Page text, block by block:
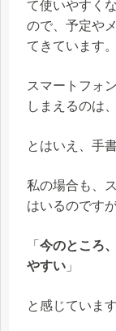
て使いやすく
ので、予定や
てきています。
スマートフォ
しまえるのは
とはいえ、手
私の場合も、
はいるのですが
「 今のところ
やすい 」
と感じています